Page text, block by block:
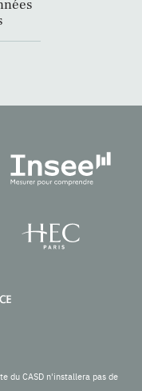
du CASD n'installera pas de